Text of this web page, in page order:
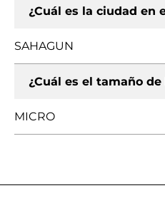
¿Cuál es la ciudad en
SAHAGUN
¿Cuál es el tamaño
MICRO